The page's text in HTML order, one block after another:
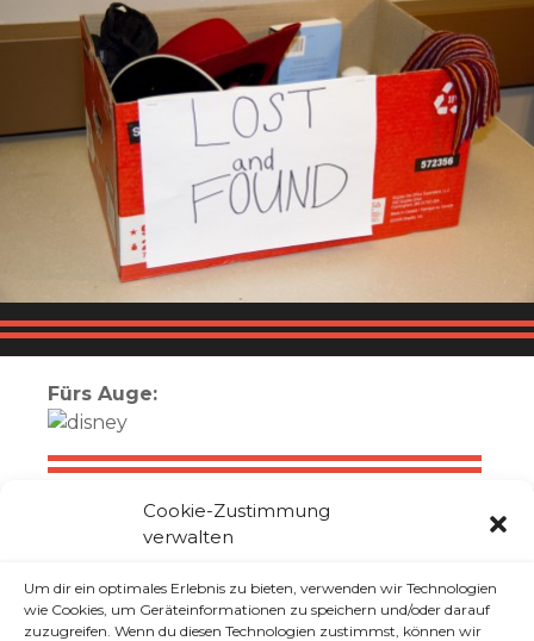
Cookie-Zustimmung
verwalten
Um dir ein optimales Erlebnis zu bieten, verwenden wir Technologien
wie Cookies, um Geräteinformationen zu speichern und/oder darauf
zuzugreifen. Wenn du diesen Technologien zustimmst, können wir
Fürs Auge:
Für die Ohren:
Klicke auf "Ich stimme zu", um Youtube zu
aktivieren